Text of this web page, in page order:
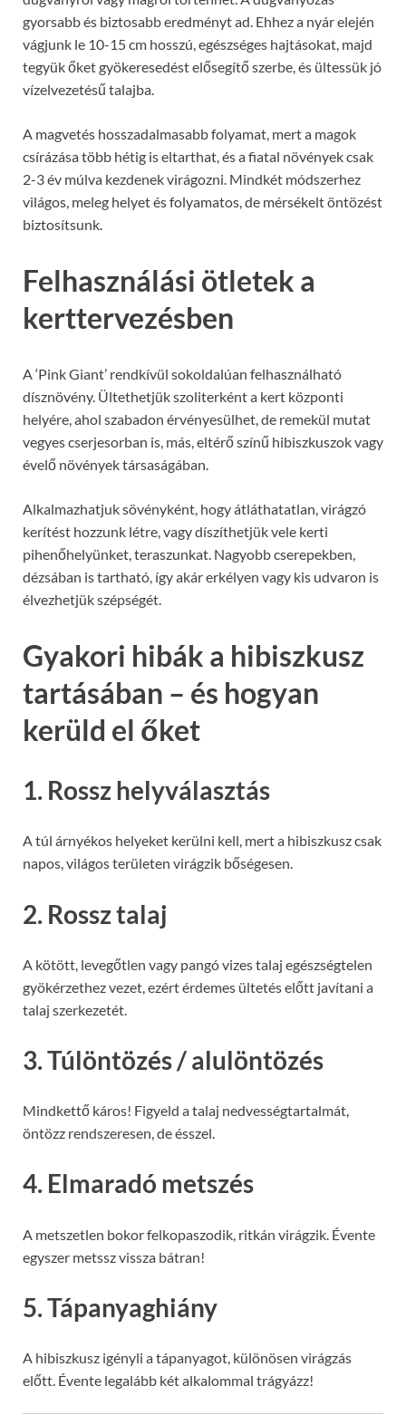
gyorsabb és biztosabb eredményt ad. Ehhez a nyár elején
vágjunk le 10-15 cm hosszú, egészséges hajtásokat, majd
tegyük őket gyökeresedést elősegítő szerbe, és ültessük jó
vízelvezetésű talajba.
A magvetés hosszadalmasabb folyamat, mert a magok
csírázása több hétig is eltarthat, és a fiatal növények csak
2-3 év múlva kezdenek virágozni. Mindkét módszerhez
világos, meleg helyet és folyamatos, de mérsékelt öntözést
biztosítsunk.
Felhasználási ötletek a
kerttervezésben
A ‘Pink Giant’ rendkívül sokoldalúan felhasználható
dísznövény. Ültethetjük szoliterként a kert központi
helyére, ahol szabadon érvényesülhet, de remekül mutat
vegyes cserjesorban is, más, eltérő színű hibiszkuszok vagy
évelő növények társaságában.
Alkalmazhatjuk sövényként, hogy átláthatatlan, virágzó
kerítést hozzunk létre, vagy díszíthetjük vele kerti
pihenőhelyünket, teraszunkat. Nagyobb cserepekben,
dézsában is tartható, így akár erkélyen vagy kis udvaron is
élvezhetjük szépségét.
Gyakori hibák a hibiszkusz
tartásában – és hogyan
kerüld el őket
1. Rossz helyválasztás
A túl árnyékos helyeket kerülni kell, mert a hibiszkusz csak
napos, világos területen virágzik bőségesen.
2. Rossz talaj
A kötött, levegőtlen vagy pangó vizes talaj egészségtelen
gyökérzethez vezet, ezért érdemes ültetés előtt javítani a
talaj szerkezetét.
3. Túlöntözés / alulöntözés
Mindkettő káros! Figyeld a talaj nedvességtartalmát,
öntözz rendszeresen, de ésszel.
4. Elmaradó metszés
A metszetlen bokor felkopaszodik, ritkán virágzik. Évente
egyszer metssz vissza bátran!
5. Tápanyaghiány
A hibiszkusz igényli a tápanyagot, különösen virágzás
előtt. Évente legalább két alkalommal trágyázz!